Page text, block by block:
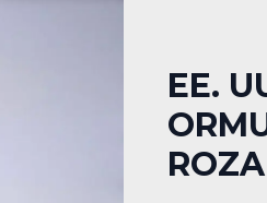
EE.